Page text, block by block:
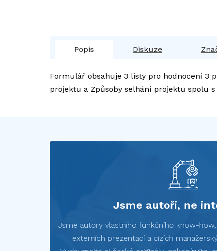
Popis Diskuze
Formulář obsahuje 3 listy pro hodnocení 3
projektu a Způsoby selhání projektu spolu
Jsme autoři, ne
Jsme autory vlastního funkčního know-
externích prezentací a cizích